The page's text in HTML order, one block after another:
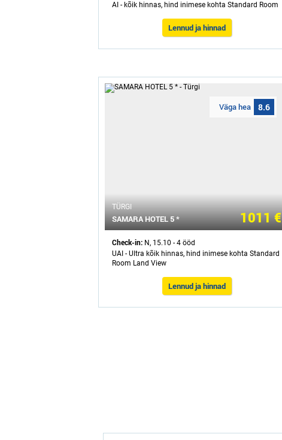
AI - kõik hinnas, hind inimese kohta Standard Room
Lennud ja hinnad
Väga hea 8.6
ТÜRGI
SAMARA HOTEL 5 * 1011 €
Check-in: N, 15.10 - 4 ööd
UAI - Ultra kõik hinnas, hind inimese kohta Standard
Room Land View
Lennud ja hinnad